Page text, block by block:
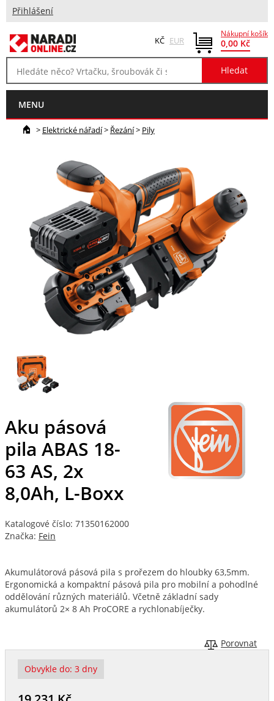
Přihlášení
Nákupní košík
0,00 Kč
KČ EUR
MENU
> Elektrické nářadí> Řezání> Pily
Aku pásová
pila ABAS 18-
63 AS, 2x
8,0Ah, L-Boxx
Katalogové číslo: 71350162000
Značka: Fein
Akumulátorová pásová pila s prořezem do hloubky 63,5mm.
Ergonomická a kompaktní pásová pila pro mobilní a pohodlné
oddělování různých materiálů. Včetně základní sady
akumulátorů 2× 8 Ah ProCORE a rychlonabíječky.
Porovnat
Obvykle do: 3 dny